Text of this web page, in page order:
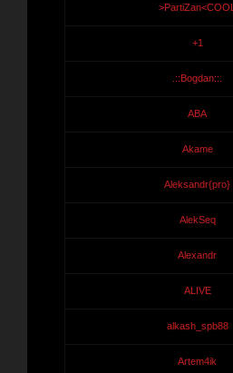
>PartiZan<COOL
+1
.::Bogdan::.
ABA
Akame
Aleksandr{pro}
AlekSeq
Alexandr
ALIVE
alkash_spb88
Artem4ik